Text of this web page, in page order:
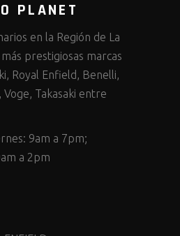
PLANET
en la Región de La
prestigiosas marcas
Royal Enfield, Benelli,
Voge, Takasaki entre
9am a 7pm;
a 2pm